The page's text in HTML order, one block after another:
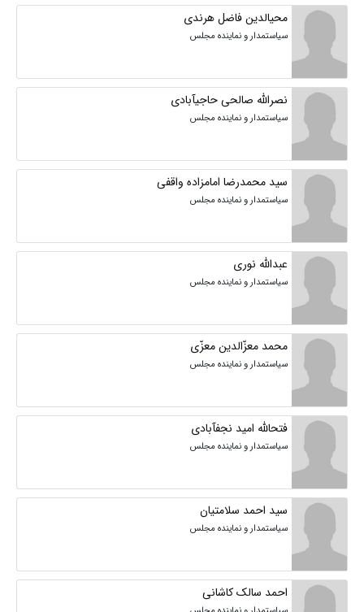
محیالدین فاضل هرندی
سیاستمدار و نماینده مجلس
نصرالله صالحی حاجیآبادی
سیاستمدار و نماینده مجلس
سید محمدرضا امامزاده واقفی
سیاستمدار و نماینده مجلس
عبدالله نوری
سیاستمدار و نماینده مجلس
محمد معزّالدین معزّی
سیاستمدار و نماینده مجلس
فتحالله امید نجفآبادی
سیاستمدار و نماینده مجلس
سید احمد سلامتیان
سیاستمدار و نماینده مجلس
احمد سالک کاشانی